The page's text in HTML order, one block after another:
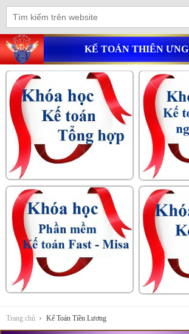
KẾ TOÁN THIÊN ƯNG
Trang chủ Kế Toán Tiền Lương